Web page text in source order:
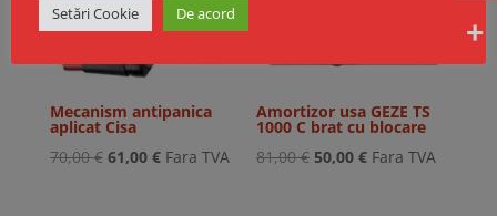
Mecanism antipanica
aplicat Cisa
70,00€ Prețul
61,00 €Prețul
Fara TVA
Amortizor usa GEZE TS
1000 C brat cu blocare
81,00€ Prețul
50,00€Prețul
Fara TVA
Setări Cookie De acord